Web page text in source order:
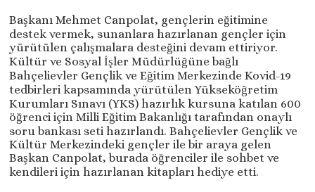
Başkanı Mehmet Canpolat, gençlerin eğitimine
destek vermek, sunanlara hazırlanan gençler için
yürütülen çalışmalara desteğini devam ettiriyor.
Kültür ve Sosyal İşler Müdürlüğüne bağlı
Bahçelievler Gençlik ve Eğitim Merkezinde Kovid-19
tedbirleri kapsamında yürütülen Yükseköğretim
Kurumları Sınavı (YKS) hazırlık kursuna katılan 600
öğrenci için Milli Eğitim Bakanlığı tarafından onaylı
soru bankası seti hazırlandı. Bahçelievler Gençlik ve
Kültür Merkezindeki gençler ile bir araya gelen
Başkan Canpolat, burada öğrenciler ile sohbet ve
kendileri için hazırlanan kitapları hediye etti.